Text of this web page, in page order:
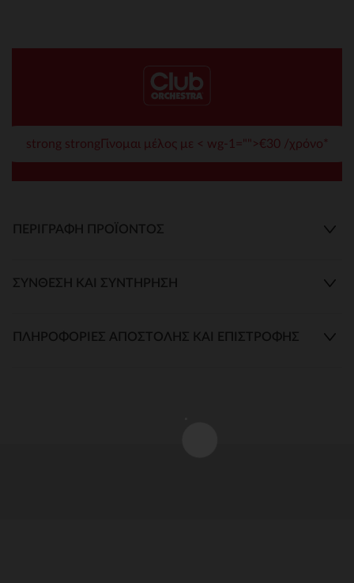
strong strongΓίνομαι μέλος με < wg-1="">€30 /χρόνο*
ΠΕΡΙΓΡΑΦΉ ΠΡΟΪΌΝΤΟΣ
ΣΎΝΘΕΣΗ ΚΑΙ ΣΥΝΤΉΡΗΣΗ
ΠΛΗΡΟΦΟΡΊΕΣ ΑΠΟΣΤΟΛΉΣ ΚΑΙ ΕΠΙΣΤΡΟΦΉΣ